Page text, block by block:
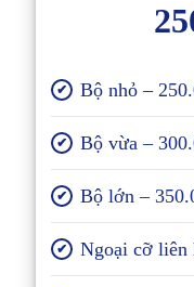
✔ Bộ nhỏ –
✔ Bộ vừa –
✔ Bộ lớn –
✔ Ngoại cỡ liên